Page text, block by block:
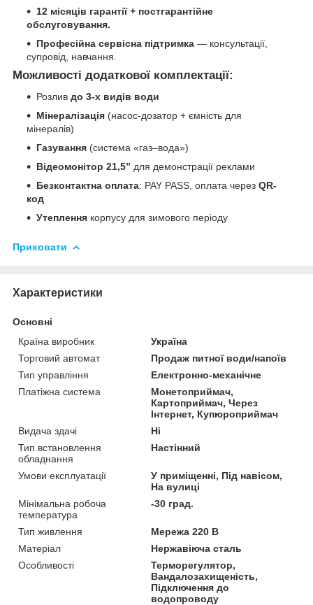
12 місяців гарантії + постгарантійне
обслуговування.
Професійна сервісна підтримка — консультації,
супровід, навчання.
Можливості додаткової комплектації:
Розлив до 3-х видів води
Мінералізація (насос-дозатор + ємність для
мінералів)
Газування (система «газ–вода»)
Відеомонітор 21,5” для демонстрації реклами
Безконтактна оплата: PAY PASS, оплата через QR-
код
Утеплення корпусу для зимового періоду
Приховати
Характеристики
Основні
Країна виробник
Україна
Торговий автомат
Продаж питної води/напоїв
Тип управління
Електронно-механічне
Платіжна система
Монетоприймач,
Картоприймач, Через
Інтернет, Купюроприймач
Видача здачі
Ні
Тип встановлення
обладнання
Настінний
Умови експлуатації
У приміщенні, Під навісом,
На вулиці
Мінімальна робоча
температура
-30 град.
Тип живлення
Мережа 220 В
Матеріал
Нержавіюча сталь
Особливості
Терморегулятор,
Вандалозахищеність,
Підключення до
водопроводу